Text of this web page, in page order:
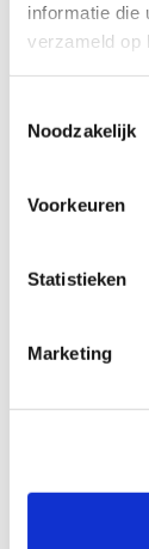
informatie die
verzameld op
Noodzakelijk
Voorkeuren
Statistieken
Marketing
Kijk eerst
Of